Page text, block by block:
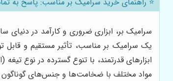
سرامیک بر، ابزاری ضروری و کارآمد در
یک سرامیک بر مناسب، تأثیر مستقیم و قابل
مواد مختلف با ضخامت‌ها و جنس‌های گوناگون